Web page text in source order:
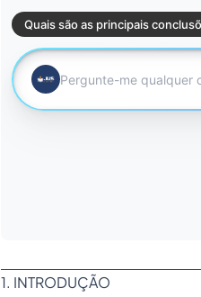
1. INTRODUÇÃO